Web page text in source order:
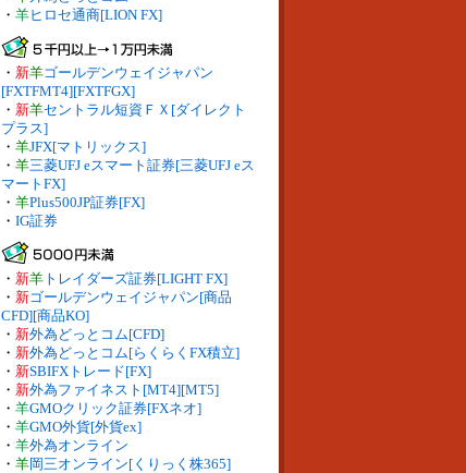
・ 羊ヒロセ通商[LION FX]
・ 新羊ゴールデンウェイジャパン
[FXTFMT4][FXTFGX]
・ 新羊セントラル短資ＦＸ[ダイレクト
プラス]
・ 羊JFX[マトリックス]
・ 羊三菱UFJ eスマート証券[三菱UFJ eス
マートFX]
・ 羊Plus500JP証券[FX]
・ IG証券
・ 新羊 トレイダーズ証券[LIGHT FX]
・ 新ゴールデンウェイジャパン[商品
CFD][商品KO]
・ 新外為どっとコム[CFD]
・ 新外為どっとコム[らくらくFX積立]
・ 新SBIFXトレード[FX]
・ 新外為ファイネスト[MT4][MT5]
・ 羊GMOクリック証券[FXネオ]
・ 羊GMO外貨[外貨ex]
・ 羊外為オンライン
・ 羊岡三オンライン[くりっく株365]